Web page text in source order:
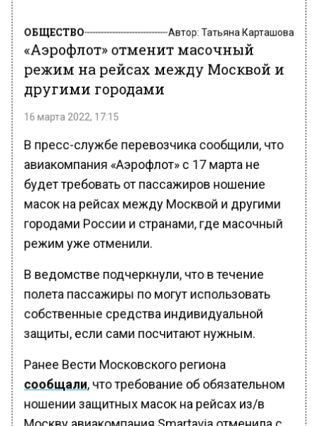
ОБЩЕСТВО Автор:Татьяна Карташова
«Аэрофлот» отменит масочный
режим на рейсах между Москвой и
другими городами
16 марта 2022, 17:15
В пресс-службе перевозчика сообщили, что
авиакомпания «Аэрофлот» с 17 марта не
будет требовать от пассажиров ношение
масок на рейсах между Москвой и другими
городами России и странами, где масочный
режим уже отменили.
В ведомстве подчеркнули, что в течение
полета пассажиры по могут использовать
собственные средства индивидуальной
защиты, если сами посчитают нужным.
Ранее Вести Московского региона
сообщали, что требование об обязательном
ношении защитных масок на рейсах из/в